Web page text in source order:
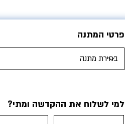
למי לשלוח את ההקדשה ומתי?
פרטי המתנה